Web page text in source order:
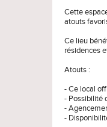
Cette
atouts
Ce lieu
résidences
Atouts :
- Ce local
- Possibilité
-
-